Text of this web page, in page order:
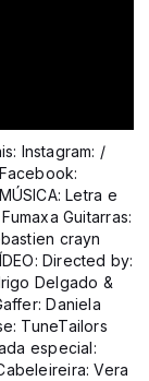
Instagram: /
Letra e
Guitarras:
crayn
Directed by:
Delgado &
Daniela
TuneTailors
especial:
Vera